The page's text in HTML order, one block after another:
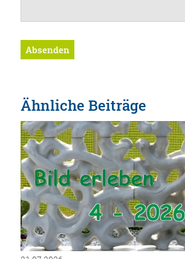
Absenden
Ähnliche Beiträge